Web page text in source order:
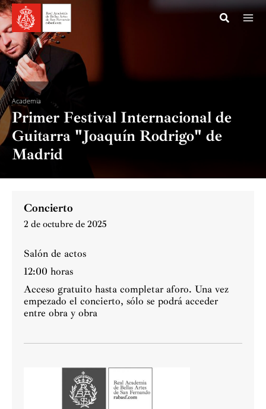
Ir
al
contenido
Academia
Primer Festival Internacional de
Guitarra "Joaquín Rodrigo" de
Madrid
Concierto
2 de octubre de 2025
Salón de actos
12:00 horas
Acceso gratuito hasta completar aforo. Una vez
empezado el concierto, sólo se podrá acceder
entre obra y obra